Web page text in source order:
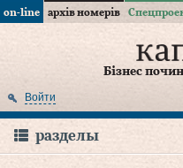
on-line архів номерів
Бізнес
Войти
разделы